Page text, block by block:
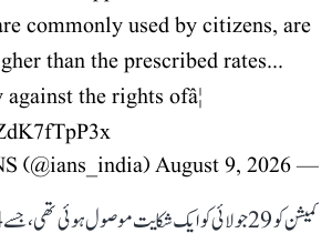
commonly used by citizens, are
than the prescribed rates...
the rights ofâ¦
— IANS (@ians_india)
August 9, 2026